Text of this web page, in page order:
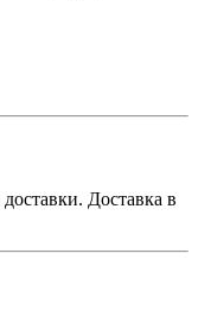
Доставка в